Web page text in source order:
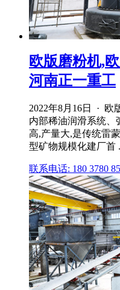
欧版磨粉机,
河南正一重工
2022年8月16日 · 欧
内部稀油润滑系统、
高,产量大,是传统雷
型矿物规模化建厂首 .
联系电话: 180 3780